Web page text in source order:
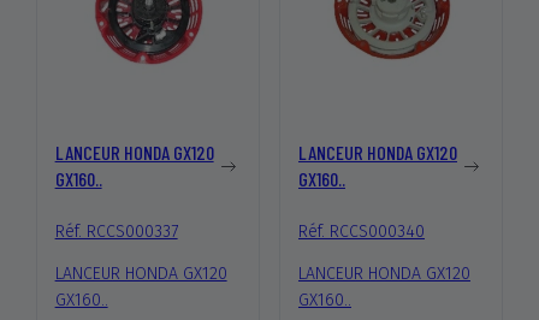
LANCEUR HONDA GX120
GX160..
Réf. RCCS000337
LANCEUR HONDA GX120
GX160..
LANCEUR HONDA GX120
GX160..
Réf. RCCS000340
LANCEUR HONDA GX120
GX160..